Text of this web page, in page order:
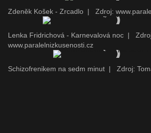
Zdeněk Košek - Zrcadlo | Zdroj:
Lenka Fridrichová - Karnevalová noc |
www.paralelnizkusenosti.cz
Schizofrenikem na sedm minut | Zdroj: